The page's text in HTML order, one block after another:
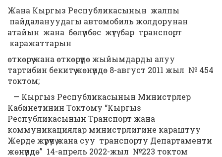
Жана Кыргыз Республикасынын жалпы
пайдалануудагы автомобиль жолдорунан
атайын жана бөлүнбөс жүгү бар транспорт
каражаттарын
өткөрүү жана өткөрүүдө жыйымдарды алуу
тартибин бекитүү жөнүндө 8-август 2011 жыл № 454
токтом;
— Кыргыз Республикасынын Министрлер
Кабинетинин Токтому “Кыргыз
Республикасынын Транспорт жана
коммуникациялар министрлигине караштуу
Жерде жүрүүчү жана суу транспорту Департаменти
жөнүндө” 14-апрель 2022-жыл №223 токтом